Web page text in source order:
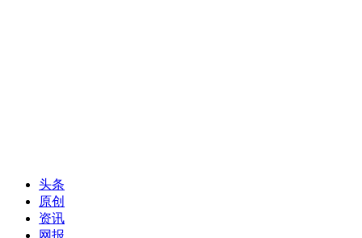
头条
原创
资讯
网报